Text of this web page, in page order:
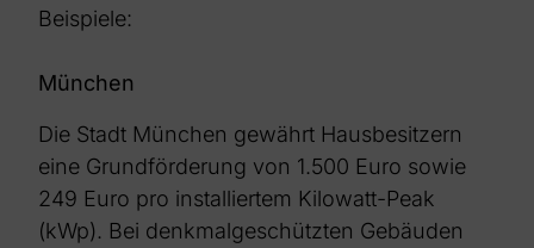
Beispiele:
München
Die Stadt München gewährt Hausbesitzern
eine Grundförderung von 1.500 Euro sowie
249 Euro pro installiertem Kilowatt-Peak
(kWp). Bei denkmalgeschützten Gebäuden